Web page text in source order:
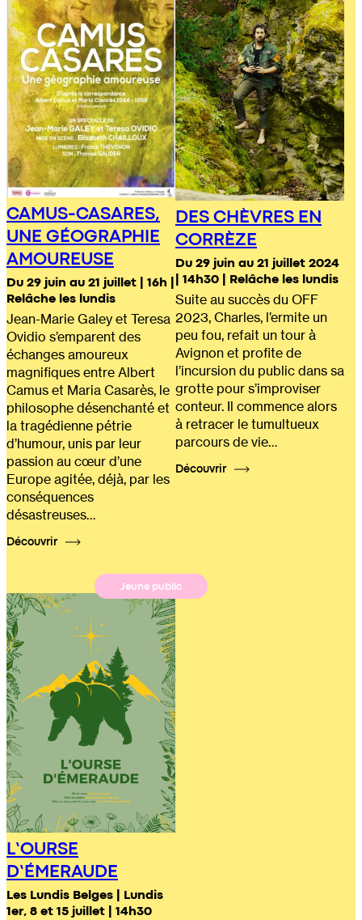
CAMUS-CASARES,
UNE GÉOGRAPHIE
AMOUREUSE
Du 29 juin au 21 juillet | 16h |
Relâche les lundis
Jean-Marie Galey et Teresa
Ovidio s’emparent des
échanges amoureux
magnifiques entre Albert
Camus et Maria Casarès, le
philosophe désenchanté et
la tragédienne pétrie
d’humour, unis par leur
passion au cœur d’une
Europe agitée, déjà, par les
conséquences
désastreuses…
Découvrir
DES CHÈVRES EN
CORRÈZE
Du 29 juin au 21 juillet 2024
| 14h30 | Relâche les lundis
Suite au succès du OFF
2023, Charles, l’ermite un
peu fou, refait un tour à
Avignon et profite de
l’incursion du public dans sa
grotte pour s’improviser
conteur. Il commence alors
à retracer le tumultueux
parcours de vie…
Découvrir
Jeune public
L’OURSE
D’ÉMERAUDE
Les Lundis Belges | Lundis
1er, 8 et 15 juillet | 14h30